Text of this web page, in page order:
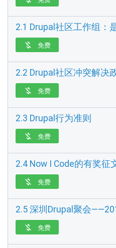
2.1 Drupal社区工作组：
 免费
2.2 Drupal社区冲突解决
 免费
2.3 Drupal行为准则
 免费
2.4 Now I Code的有奖征
 免费
2.5 深圳Drupal聚会
 免费